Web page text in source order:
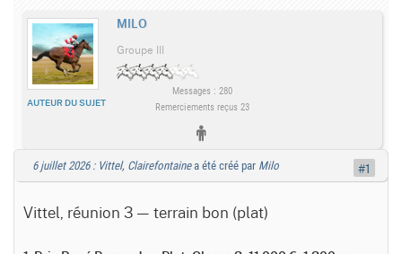
MILO
AUTEUR DU SUJET
Groupe III
Messages : 280
Remerciements reçus 23
6 juillet 2026 : Vittel, Clairefontainea été créé par Milo
Vittel, réunion 3 — terrain bon (plat)
#1